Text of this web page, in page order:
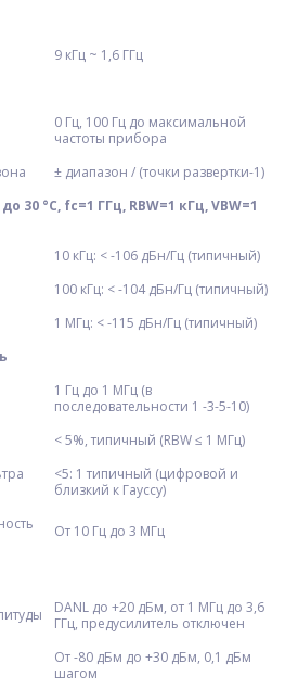
9 кГц ~ 1,6 ГГц
0 Гц, 100 Гц до максимальной
частоты прибора
± диапазон / (точки развертки-1)
30 °С, fc=1 ГГц, RBW=1 кГц, VBW=1
10 кГц: < -106 дБн/Гц (типичный)
100 кГц: < -104 дБн/Гц (типичный)
1 МГц: < -115 дБн/Гц (типичный)
1 Гц до 1 МГц (в
последовательности 1 -3-5-10)
< 5%, типичный (RBW ≤ 1 МГц)
<5: 1 типичный (цифровой и
близкий к Гауссу)
От 10 Гц до 3 МГц
DANL до +20 дБм, от 1 МГц до 3,6
ГГц, предусилитель отключен
От -80 дБм до +30 дБм, 0,1 дБм
шагом